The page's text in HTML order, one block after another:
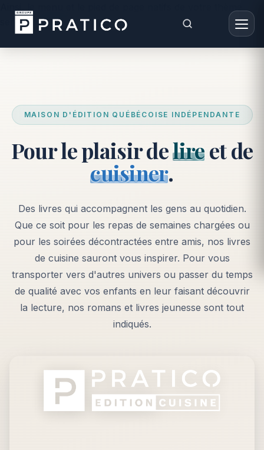
seront conservés. -->
MAISON D'ÉDITION QUÉBÉCOISE INDÉPENDANTE
Pour le plaisir delireet de
cuisiner.
Des livres qui accompagnent les gens au quotidien.
Que ce soit pour les repas de semaines chargées ou
pour les soirées décontractées entre amis, nos livres
de cuisine sauront vous inspirer. Pour vous
transporter vers d'autres univers ou passer du temps
de qualité avec vos enfants en leur faisant découvrir
la lecture, nos romans et livres jeunesse sont tout
indiqués.